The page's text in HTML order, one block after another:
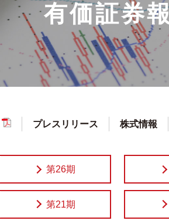
有価証券
プレスリリース 株式情報
第26期
第21期